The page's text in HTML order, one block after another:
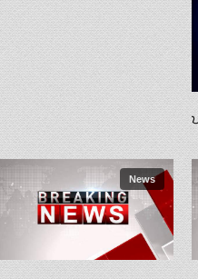
News